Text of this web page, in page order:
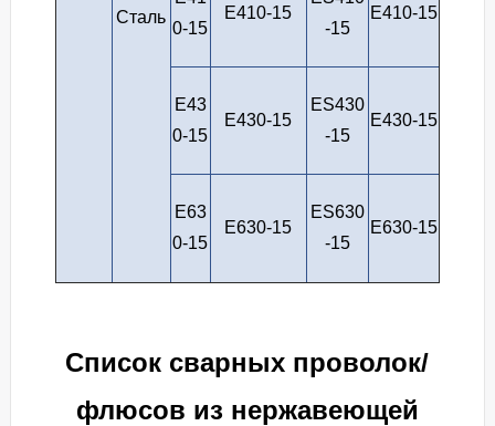
Сталь
0-15
E410-15
-15
E410-15
E43
0-15
E430-15
ES430
-15
E430-15
E63
0-15
E630-15
ES630
-15
E630-15
Список сварных проволок/
флюсов из нержавеющей